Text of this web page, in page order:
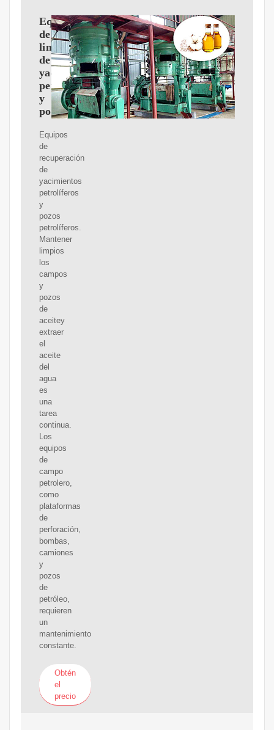
Equipos
de
limpieza
de
yacimientos
petrolíferos
y
pozos
Equipos
de
recuperación
de
yacimientos
petrolíferos
y
pozos
petrolíferos.
Mantener
limpios
los
campos
y
pozos
de
aceitey
extraer
el
aceite
del
agua
es
una
tarea
continua.
Los
equipos
de
campo
petrolero,
como
plataformas
de
perforación,
bombas,
camiones
y
pozos
de
petróleo,
requieren
un
mantenimiento
constante.
Obtén
el
precio